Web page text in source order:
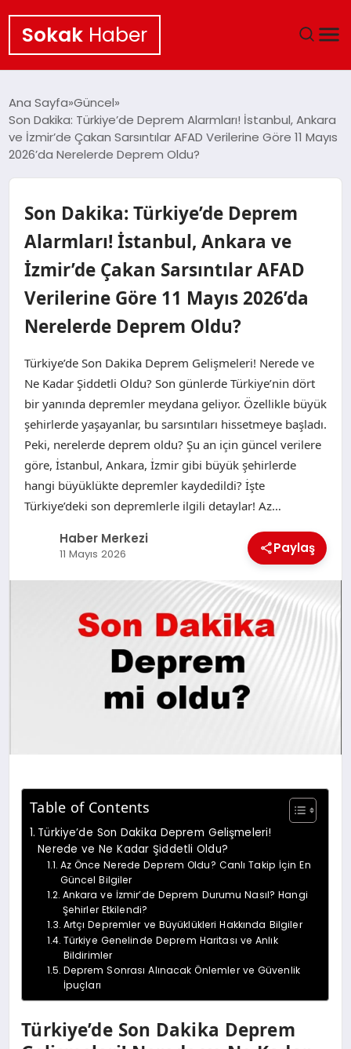
Sokak Haber
EKONOMI
GÜNCEL
KÜLTÜR SANAT
SAĞLIK
TEKNOLOJI
Ana Sayfa Güncel
Son Dakika: Türkiye’de Deprem Alarmları! İstanbul, Ankara
ve İzmir’de Çakan Sarsıntılar AFAD Verilerine Göre 11 Mayıs
2026’da Nerelerde Deprem Oldu?
Son Dakika: Türkiye’de Deprem
Alarmları! İstanbul, Ankara ve
İzmir’de Çakan Sarsıntılar AFAD
Verilerine Göre 11 Mayıs 2026’da
Nerelerde Deprem Oldu?
Türkiye’de Son Dakika Deprem Gelişmeleri! Nerede ve
Ne Kadar Şiddetli Oldu? Son günlerde Türkiye’nin dört
bir yanında depremler meydana geliyor. Özellikle büyük
şehirlerde yaşayanlar, bu sarsıntıları hissetmeye başladı.
Peki, nerelerde deprem oldu? Şu an için güncel verilere
göre, İstanbul, Ankara, İzmir gibi büyük şehirlerde
hangi büyüklükte depremler kaydedildi? İşte
Türkiye’deki son depremlerle ilgili detaylar! Az…
Haber Merkezi
11 Mayıs 2026 Paylaş
Table of Contents
Türkiye’de Son Dakika Deprem Gelişmeleri!
Nerede ve Ne Kadar Şiddetli Oldu?
Az Önce Nerede Deprem Oldu? Canlı Takip İçin En
Güncel Bilgiler
Ankara ve İzmir’de Deprem Durumu Nasıl? Hangi
Şehirler Etkilendi?
Artçı Depremler ve Büyüklükleri Hakkında Bilgiler
Türkiye Genelinde Deprem Haritası ve Anlık
Bildirimler
Deprem Sonrası Alınacak Önlemler ve Güvenlik
İpuçları
Türkiye’de Son Dakika Deprem